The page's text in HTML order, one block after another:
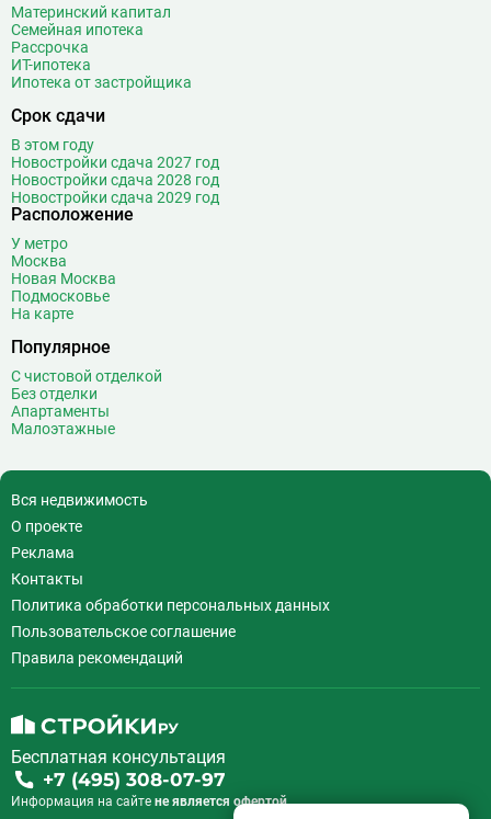
Материнский капитал
Семейная ипотека
Рассрочка
ИТ-ипотека
Ипотека от застройщика
Срок сдачи
В этом году
Новостройки сдача 2027 год
Новостройки сдача 2028 год
Новостройки сдача 2029 год
Расположение
У метро
Москва
Новая Москва
Подмосковье
На карте
Популярное
С чистовой отделкой
Без отделки
Апартаменты
Малоэтажные
Вся недвижимость
О проекте
Реклама
Контакты
Политика обработки персональных данных
Пользовательское соглашение
Правила рекомендаций
Бесплатная консультация
+7 (495) 308-07-97
Информация на сайте не является офертой.